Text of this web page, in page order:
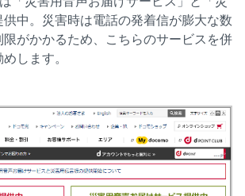
中。災害時は電話の発着信が膨大な数
がかかるため、こちらのサービスを併
します。